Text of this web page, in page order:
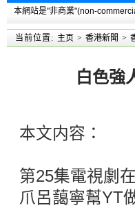
本網站是"非商業"(non-
当前位置: 主页 > 香港新聞 >
白色強
本文内容：
第25集電視劇
爪呂藹寧幫YT